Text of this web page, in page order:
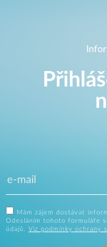
Mám zájem dostávat
Odesláním tohoto formuláře
údajů. Viz podmínky ochrany